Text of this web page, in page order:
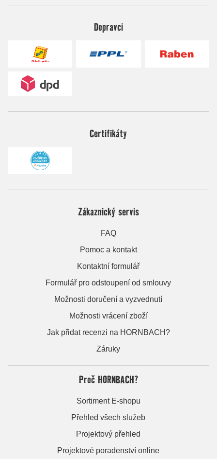
Dopravci
Certifikáty
Zákaznický servis
FAQ
Pomoc a kontakt
Kontaktní formulář
Formulář pro odstoupení od smlouvy
Možnosti doručení a vyzvednutí
Možnosti vrácení zboží
Jak přidat recenzi na HORNBACH?
Záruky
Proč HORNBACH?
Sortiment E-shopu
Přehled všech služeb
Projektový přehled
Projektové poradenství online